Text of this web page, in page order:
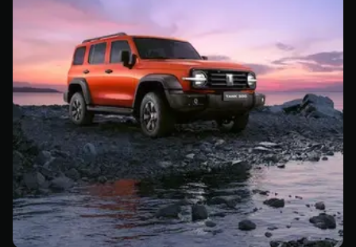
TANK 500
Веди за собой
от 6 499 000 ₽
TANK 700
Сила
от 10 199
ПОКУПКА АВТОМОБИЛЯ
TANK Финансы
Корпоративным клиентам
TANK ФИНАНСЫ
TANK Кредит
TANK Лизинг
TANK Страхование
Сервис
Специальные предложения
Моторные масла
ЦИФРОВЫЕ СЕРВИСЫ TANK
Цифровые сервисы TANK
Подписки